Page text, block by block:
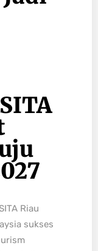
Riau
sukses